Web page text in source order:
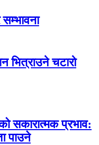
भित्राउने चटारो
को सकारात्मक प्रभाव:
पाउने